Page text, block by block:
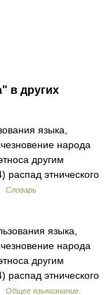
в других
языка,
народа
другим
распад этнического
Словарь
языка,
народа
другим
распад этнического
Общее языкознание.